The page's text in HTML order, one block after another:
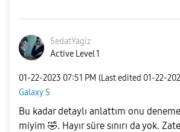
SedatYagiz
Active Level 1
‎01-22-2023 07:51 PM (Last edited ‎01-22-
Galaxy S
Bu kadar detaylı anlattım onu
miyim 🤣. Hayır süre sınırı da yok.